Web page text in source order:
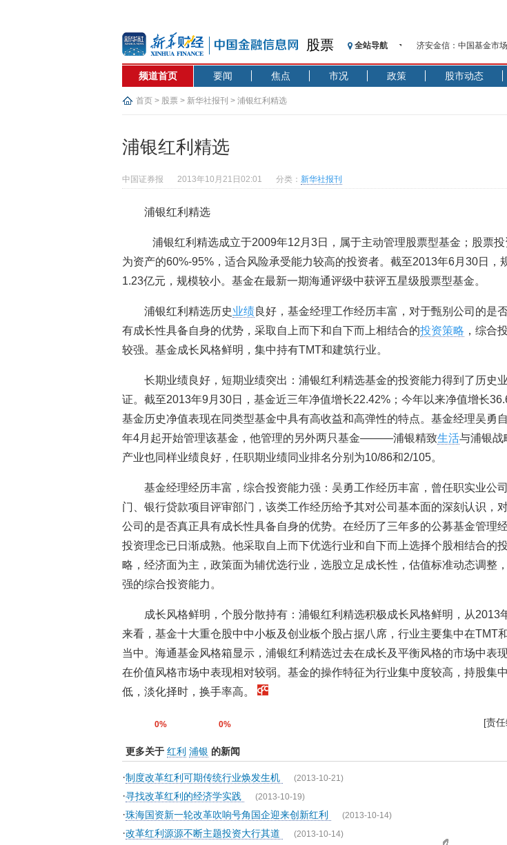
股票 全站导航
【见·闻】疫情下，新加
记者手记：疫情下的香
【见·闻】疫情下一家香
济安金信：中国基金市
央行公开市场净投放
基本面及股市双轮冲击
恒生聚源：北斗收官之
频道首页 要闻 焦点 市况 政策 股市动态
首页 > 股票 > 新华社报刊 > 浦银红利精选
浦银红利精选
中国证券报 2013年10月21日02:01 分类： 新华社报刊
浦银红利精选
浦银红利精选成立于2009年12月3日，属于主动管理股票型基金；股票投
为资产的60%-95%，适合风险承受能力较高的投资者。截至2013年6月30日，
1.23亿元，规模较小。基金在最新一期海通评级中获评五星级股票型基金。
浦银红利精选历史业绩良好，基金经理工作经历丰富，对于甄别公司的是
有成长性具备自身的优势，采取自上而下和自下而上相结合的投资策略 ，综合
较强。基金成长风格鲜明，集中持有TMT和建筑行业。
长期业绩良好，短期业绩突出：浦银红利精选基金的投资能力得到了历史
证。截至2013年9月30日，基金近三年净值增长22.42%；今年以来净值增长
基金历史净值表现在同类型基金中具有高收益和高弹性的特点。基金经理吴勇
年4月起开始管理该基金，他管理的另外两只基金———浦银精致生活与浦银战
产业也同样业绩良好，任职期业绩同业排名分别为10/86和2/105。
基金经理经历丰富，综合投资能力强：吴勇工作经历丰富，曾任职实业公
门、银行贷款项目评审部门，该类工作经历给予其对公司基本面的深刻认识，
公司的是否真正具有成长性具备自身的优势。在经历了三年多的公募基金管理经
投资理念已日渐成熟。他采取自上而下优选行业和自下而上选择个股相结合的
略，经济面为主，政策面为辅优选行业，选股立足成长性，估值标准动态调整
强的综合投资能力。
成长风格鲜明，个股分散持有：浦银红利精选积极成长风格鲜明，从2013
来看，基金十大重仓股中中小板及创业板个股占据八席，行业主要集中在TMT
当中。海通基金风格箱显示，浦银红利精选过去在成长及平衡风格的市场中表现
在价值风格市场中表现相对较弱。基金的操作特征为行业集中度较高，持股集
低，淡化择时，换手率高。
0% 0% [责
更多关于 红利 浦银 的新闻
·制度改革红利可期传统行业焕发生机 (2013-10-21)
·寻找改革红利的经济学实践 (2013-10-19)
·珠海国资新一轮改革吹响号角国企迎来创新红利 (2013-10-14)
·改革红利源源不断主题投资大行其道 (2013-10-14)